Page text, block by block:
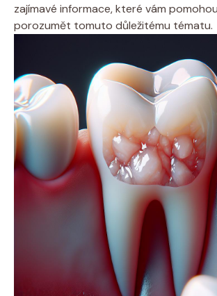
zajímavé informace, které vám
porozumět tomuto důležitému tématu.